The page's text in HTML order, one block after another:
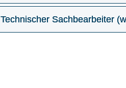
Technischer Sachbearbeiter